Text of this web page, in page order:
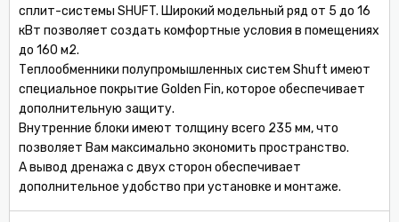
сплит-системы SHUFT. Широкий модельный ряд от 5 до 16
кВт позволяет создать комфортные условия в помещениях
до 160 м2.
Теплообменники полупромышленных систем Shuft имеют
специальное покрытие Golden Fin, которое обеспечивает
дополнительную защиту.
Внутренние блоки имеют толщину всего 235 мм, что
позволяет Вам максимально экономить пространство.
А вывод дренажа с двух сторон обеспечивает
дополнительное удобство при установке и монтаже.